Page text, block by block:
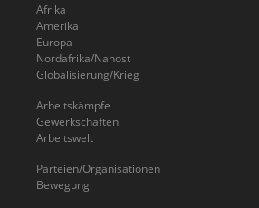
Afrika
Amerika
Europa
Nordafrika/Nahost
Globalisierung/Krieg
Arbeitskämpfe
Gewerkschaften
Arbeitswelt
Parteien/Organisationen
Bewegung